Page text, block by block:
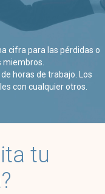
cifra para las pérdidas o
horas de trabajo. Los
con cualquier otros.
tu